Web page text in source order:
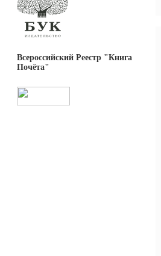
Всероссийский Реестр "Книга
Почёта"